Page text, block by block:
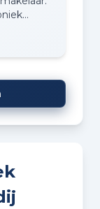
in deze
wat heel
we een
heeft